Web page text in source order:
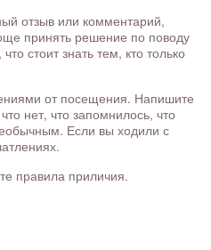
отзыв или комментарий,
принять решение по поводу
стоит знать тем, кто только
от посещения. Напишите
нет, что запомнилось, что
Если вы ходили с
правила приличия.